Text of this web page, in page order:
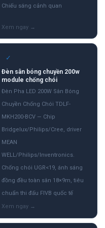
Chiếu sáng cảnh quan
✓
Đèn sân bóng chuyền 200w
module chống chói
Đèn Pha LED 200W Sân Bóng
Chuyền Chống Chói TDLF-
MKH200-BCV — Chip
Bridgelux/Philips/Cree, driver
MEAN
WELL/Philips/Inventronics.
Chống chói UGR<19, ánh sáng
đồng đều toàn sân 18×9m, tiêu
chuẩn thi đấu FIVB quốc tế